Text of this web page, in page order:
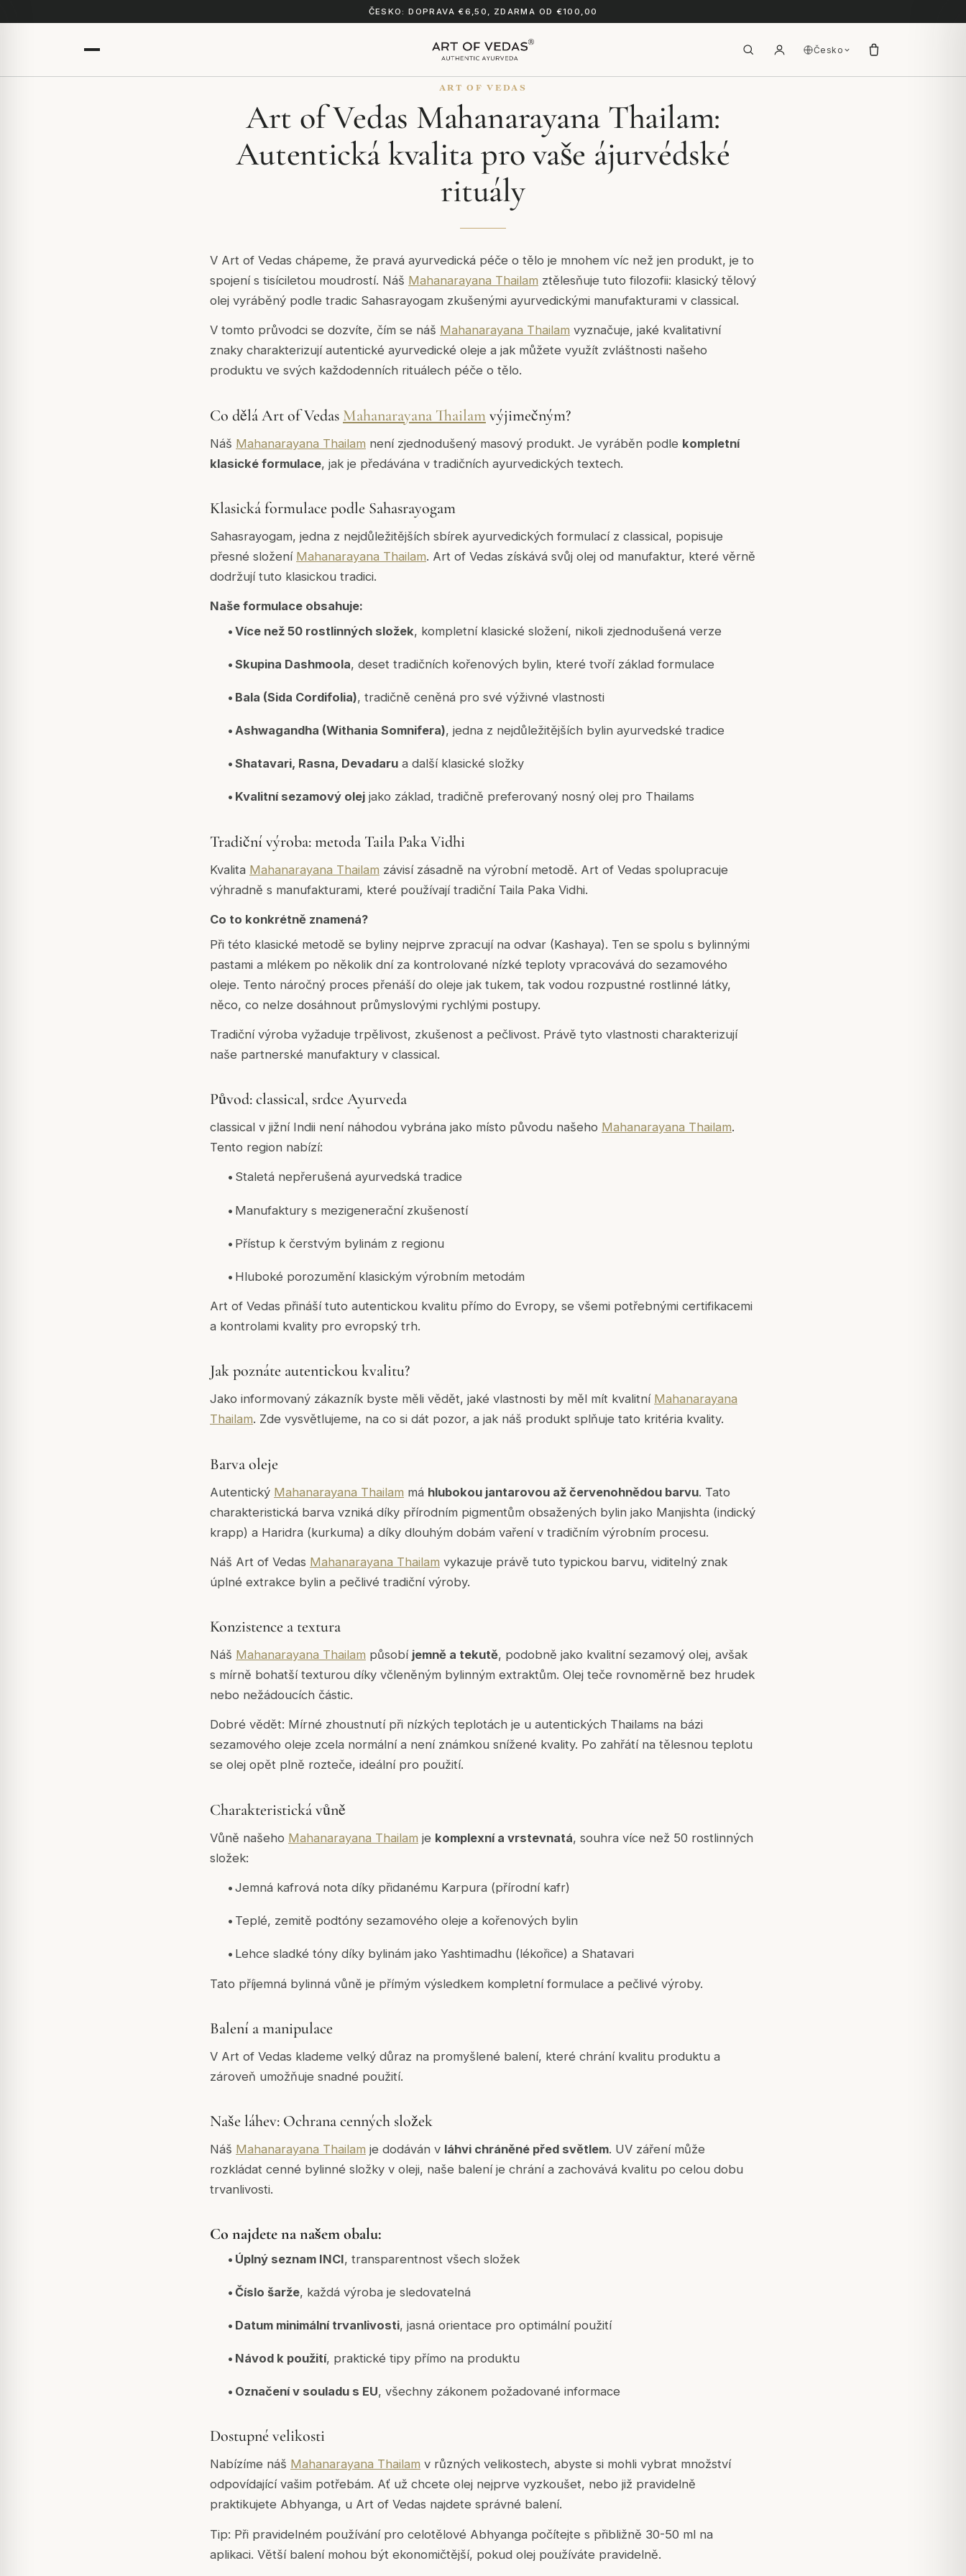
ČESKO: DOPRAVA €6,50, ZDARMA OD €100,00
Česko
ART OF VEDAS
Art of Vedas Mahanarayana Thailam:
Autentická kvalita pro vaše ájurvédské
rituály
V Art of Vedas chápeme, že pravá ayurvedická péče o tělo je mnohem víc než jen produkt, je to
spojení s tisíciletou moudrostí. Náš Mahanarayana Thailam ztělesňuje tuto filozofii: klasický tělový
olej vyráběný podle tradic Sahasrayogam zkušenými ayurvedickými manufakturami v classical.
V tomto průvodci se dozvíte, čím se náš Mahanarayana Thailam vyznačuje, jaké kvalitativní
znaky charakterizují autentické ayurvedické oleje a jak můžete využít zvláštnosti našeho
produktu ve svých každodenních rituálech péče o tělo.
Co dělá Art of Vedas Mahanarayana Thailam výjimečným?
Náš Mahanarayana Thailam není zjednodušený masový produkt. Je vyráběn podle kompletní
klasické formulace, jak je předávána v tradičních ayurvedických textech.
Klasická formulace podle Sahasrayogam
Sahasrayogam, jedna z nejdůležitějších sbírek ayurvedických formulací z classical, popisuje
přesné složení Mahanarayana Thailam. Art of Vedas získává svůj olej od manufaktur, které věrně
dodržují tuto klasickou tradici.
Naše formulace obsahuje:
• Více než 50 rostlinných složek, kompletní klasické složení, nikoli zjednodušená verze
• Skupina Dashmoola, deset tradičních kořenových bylin, které tvoří základ formulace
• Bala (Sida Cordifolia), tradičně ceněná pro své výživné vlastnosti
• Ashwagandha (Withania Somnifera), jedna z nejdůležitějších bylin ayurvedské tradice
• Shatavari, Rasna, Devadaru a další klasické složky
• Kvalitní sezamový olej jako základ, tradičně preferovaný nosný olej pro Thailams
Tradiční výroba: metoda Taila Paka Vidhi
Kvalita Mahanarayana Thailam závisí zásadně na výrobní metodě. Art of Vedas spolupracuje
výhradně s manufakturami, které používají tradiční Taila Paka Vidhi.
Co to konkrétně znamená?
Při této klasické metodě se byliny nejprve zpracují na odvar (Kashaya). Ten se spolu s bylinnými
pastami a mlékem po několik dní za kontrolované nízké teploty vpracovává do sezamového
oleje. Tento náročný proces přenáší do oleje jak tukem, tak vodou rozpustné rostlinné látky,
něco, co nelze dosáhnout průmyslovými rychlými postupy.
Tradiční výroba vyžaduje trpělivost, zkušenost a pečlivost. Právě tyto vlastnosti charakterizují
naše partnerské manufaktury v classical.
Původ: classical, srdce Ayurveda
classical v jižní Indii není náhodou vybrána jako místo původu našeho Mahanarayana Thailam.
Tento region nabízí:
• Staletá nepřerušená ayurvedská tradice
• Manufaktury s mezigenerační zkušeností
• Přístup k čerstvým bylinám z regionu
• Hluboké porozumění klasickým výrobním metodám
Art of Vedas přináší tuto autentickou kvalitu přímo do Evropy, se všemi potřebnými certifikacemi
a kontrolami kvality pro evropský trh.
Jak poznáte autentickou kvalitu?
Jako informovaný zákazník byste měli vědět, jaké vlastnosti by měl mít kvalitní Mahanarayana
Thailam. Zde vysvětlujeme, na co si dát pozor, a jak náš produkt splňuje tato kritéria kvality.
Barva oleje
Autentický Mahanarayana Thailam má hlubokou jantarovou až červenohnědou barvu. Tato
charakteristická barva vzniká díky přírodním pigmentům obsažených bylin jako Manjishta (indický
krapp) a Haridra (kurkuma) a díky dlouhým dobám vaření v tradičním výrobním procesu.
Náš Art of Vedas Mahanarayana Thailam vykazuje právě tuto typickou barvu, viditelný znak
úplné extrakce bylin a pečlivé tradiční výroby.
Konzistence a textura
Náš Mahanarayana Thailam působí jemně a tekutě, podobně jako kvalitní sezamový olej, avšak
s mírně bohatší texturou díky včleněným bylinným extraktům. Olej teče rovnoměrně bez hrudek
nebo nežádoucích částic.
Dobré vědět: Mírné zhoustnutí při nízkých teplotách je u autentických Thailams na bázi
sezamového oleje zcela normální a není známkou snížené kvality. Po zahřátí na tělesnou teplotu
se olej opět plně rozteče, ideální pro použití.
Charakteristická vůně
Vůně našeho Mahanarayana Thailam je komplexní a vrstevnatá, souhra více než 50 rostlinných
složek:
• Jemná kafrová nota díky přidanému Karpura (přírodní kafr)
• Teplé, zemitě podtóny sezamového oleje a kořenových bylin
• Lehce sladké tóny díky bylinám jako Yashtimadhu (lékořice) a Shatavari
Tato příjemná bylinná vůně je přímým výsledkem kompletní formulace a pečlivé výroby.
Balení a manipulace
V Art of Vedas klademe velký důraz na promyšlené balení, které chrání kvalitu produktu a
zároveň umožňuje snadné použití.
Naše láhev: Ochrana cenných složek
Náš Mahanarayana Thailam je dodáván v láhvi chráněné před světlem. UV záření může
rozkládat cenné bylinné složky v oleji, naše balení je chrání a zachovává kvalitu po celou dobu
trvanlivosti.
Co najdete na našem obalu:
• Úplný seznam INCI, transparentnost všech složek
• Číslo šarže, každá výroba je sledovatelná
• Datum minimální trvanlivosti, jasná orientace pro optimální použití
• Návod k použití, praktické tipy přímo na produktu
• Označení v souladu s EU, všechny zákonem požadované informace
Dostupné velikosti
Nabízíme náš Mahanarayana Thailam v různých velikostech, abyste si mohli vybrat množství
odpovídající vašim potřebám. Ať už chcete olej nejprve vyzkoušet, nebo již pravidelně
praktikujete Abhyanga, u Art of Vedas najdete správné balení.
Tip: Při pravidelném používání pro celotělové Abhyanga počítejte s přibližně 30-50 ml na
aplikaci. Větší balení mohou být ekonomičtější, pokud olej používáte pravidelně.